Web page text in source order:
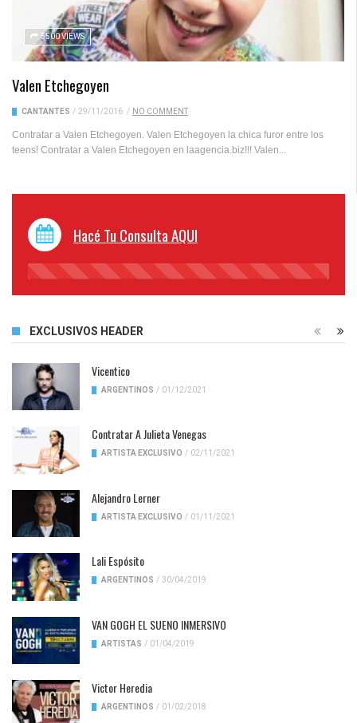
5500 VIEWS
Valen Etchegoyen
CANTANTES / 29/11/2016 / NO COMMENT
Contratar a Valen Etchegoyen. Valen Etchegoyen la chica furor entre los
teens! Contratar a Valen Etchegoyen en laagencia.biz!!! Valen...
Hacé Tu Consulta AQUI
45%
EXCLUSIVOS HEADER
Vicentico
ARGENTINOS / 01/12/2021
Contratar A Julieta Venegas
ARTISTA EXCLUSIVO / 02/11/2021
Alejandro Lerner
ARTISTA EXCLUSIVO / 01/11/2021
Lali Espósito
ARGENTINOS / 30/04/2019
VAN GOGH EL SUENO INMERSIVO
ARTISTAS / 01/04/2019
Victor Heredia
ARGENTINOS / 01/02/2018